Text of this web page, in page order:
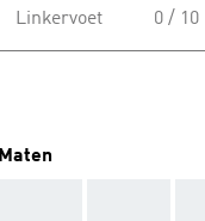
Linkervoet 0 / 10
Maten